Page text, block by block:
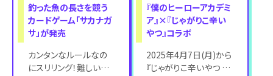
釣った魚の長さを競う
カードゲーム「サカナガ
サ」が発売
カンタンなルールなの
にスリリング！難しい計
『僕のヒーローアカデミ
ア』×『じゃがりこ辛い
やつ』コラボ
2025年4月7日(月)から
『じゃがりこ辛いやつ 旨